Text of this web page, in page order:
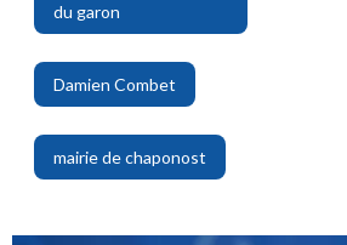
du garon
,
Damien Combet
,
mairie de chaponost